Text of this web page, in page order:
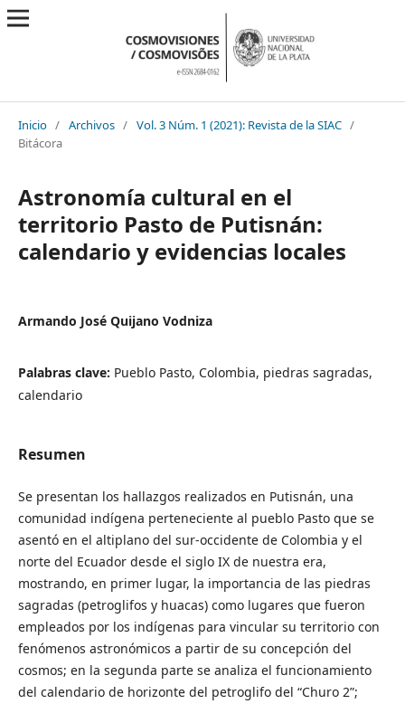
Inicio / Archivos / Vol. 3 Núm. 1 (2021): Revista de la SIAC /
Bitácora
Astronomía cultural en el
territorio Pasto de Putisnán:
calendario y evidencias locales
Armando José Quijano Vodniza
Palabras clave: Pueblo Pasto, Colombia, piedras sagradas,
calendario
Resumen
Se presentan los hallazgos realizados en Putisnán, una
comunidad indígena perteneciente al pueblo Pasto que se
asentó en el altiplano del sur-occidente de Colombia y el
norte del Ecuador desde el siglo IX de nuestra era,
mostrando, en primer lugar, la importancia de las piedras
sagradas (petroglifos y huacas) como lugares que fueron
empleados por los indígenas para vincular su territorio con
fenómenos astronómicos a partir de su concepción del
cosmos; en la segunda parte se analiza el funcionamiento
del calendario de horizonte del petroglifo del “Churo 2”;